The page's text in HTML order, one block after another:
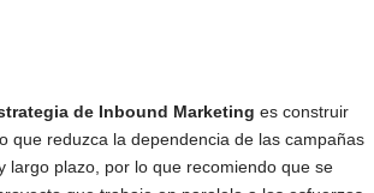
de Inbound Marketing es construir
que reduzca la dependencia de las campañas
largo plazo, por lo que recomiendo que se